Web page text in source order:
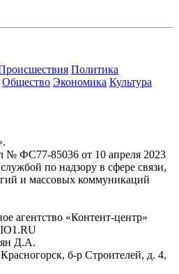
Политика
Общество Экономика Культура
№ ФС77-85036 от 10 апреля 2023
по надзору в сфере связи,
и массовых коммуникаций
агентство «Контент-центр»
Д.А.
б-р Строителей, д. 4,